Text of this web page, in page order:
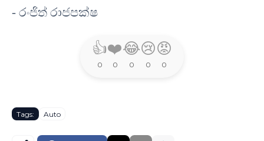
- රංජිත් රාජපක්ෂ
👍
0
❤️
0
😂
0
😢
0
😡
0
Tags: Auto